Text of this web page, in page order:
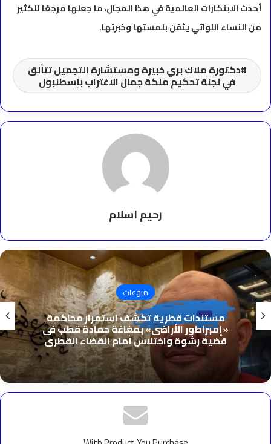
أحدث الابتكارات العالمية في هذا المجال، ما جعلها مرجعًا للكثير
من النساء اللواتي يثقن بلمستها وخبرتها.
دكتورة ملاك بري خبيرة ومستشارة التجميل تتألق
في لجنة تحكيم ملكة جمال الاغتراب بإسطنبول
رحيم اسلام
منوعات
مستندات قطرية تكشف استمرار محاكمة
«إمبراطور الأراضى» بمغاغة حمادة قطب فى
قضية رشوة واختلاس أمام القضاء القطرى